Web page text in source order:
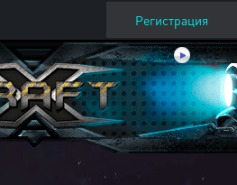
Регистрация